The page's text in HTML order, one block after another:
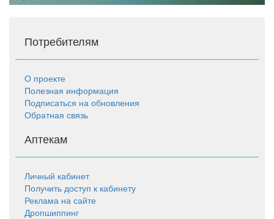
Потребителям
О проекте
Полезная информация
Подписаться на обновления
Обратная связь
Аптекам
Личный кабинет
Получить доступ к кабинету
Реклама на сайте
Дропшиппинг